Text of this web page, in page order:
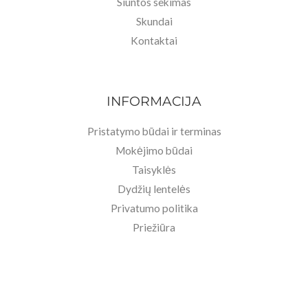
Skundai
Kontaktai
INFORMACIJA
Pristatymo būdai ir terminas
Mokėjimo būdai
Taisyklės
Dydžių lentelės
Privatumo politika
Priežiūra